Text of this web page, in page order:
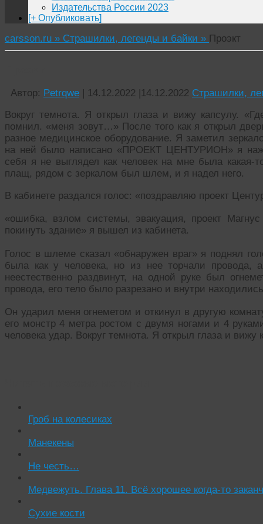
Издательства России 2023
[+ Опубликовать]
carsson.ru » Страшилки, легенды и байки » Проэкт
Автор: Petrqwe | 14.12.2022 |14.12.2022 Страшилки,
Вокруг темнота. Я открыл глаза и вижу капсулу.
помнил. «меня зовут…» После того как я открыл
разное медицинское оборудование. Я заметил
на ней было написано «ПРОЕКТ ЦЕНТУРИОН» я
себя я не выглядел как человек на мне была
плащ, рядом с зеркалом был шлем, и я надел него.
В кабинете раздался голос: «поздравляю проект
«ошибка, взлом системы, эвакуация, проект
покинуть здание» я вышел из кабинета.
Голос в шлеме сказал «обнаружен враг» я поднял
была как у человека, но из нее торчали провода,
неестественно раздвинут, на одной руке был
провода, его тело было разрезано и внутри
Он ударил меня огнеметом и откинул в другую
его монстр 4 метра ростом с двумя ногами и 4
человека удар. Вокруг темнота. Я открыл глаза и вижу
Гроб на колесиках
Манекены
Не честь…
Медвежуть. Глава 11. Всё хорошее когда-то
Сухие кости